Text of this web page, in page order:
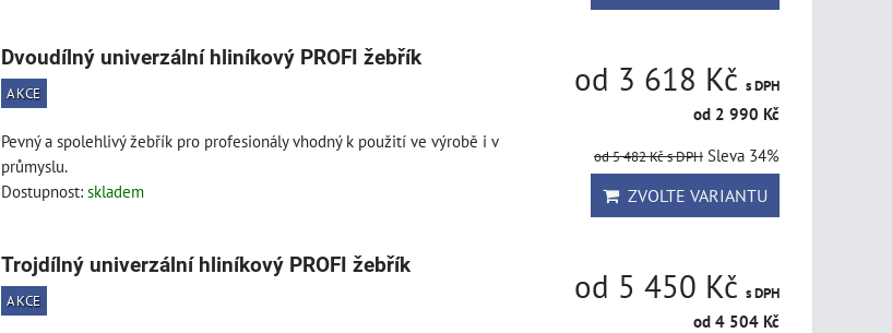
Dvoudílný univerzální hliníkový PROFI žebřík
AKCE
Pevný a spolehlivý žebřík pro profesionály vhodný k použití ve výrobě i v
průmyslu.
Dostupnost: skladem
od 3 618 Kč s DPH
od 2 990 Kč
od 5 482 Kčs DPH Sleva 34%
ZVOLTE VARIANTU
Trojdílný univerzální hliníkový PROFI žebřík
AKCE od 5 450 Kč s DPH
od 4 504 Kč